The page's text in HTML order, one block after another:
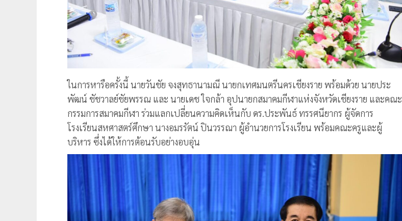
ในการหารือครั้งนี้ นายวันชัย จงสุทธานามณี นายกเทศมนตรีนครเชียงราย พร้อมด้วย นายประ
พัฒน์ ชัชวาลย์ชัยพรรณ และ นายเดช ใจกล้า อุปนายกสมาคมกีฬาแห่งจังหวัดเชียงราย และคณะ
กรรมการสมาคมกีฬา ร่วมแลกเปลี่ยนความคิดเห็นกับ ดร.ประพันธ์ ทรรศนียากร ผู้จัดการ
โรงเรียนสหศาสตร์ศึกษา นางอมรรัตน์ ปินวรรณา ผู้อำนวยการโรงเรียน พร้อมคณะครูและผู้
บริหาร ซึ่งได้ให้การต้อนรับอย่างอบอุ่น